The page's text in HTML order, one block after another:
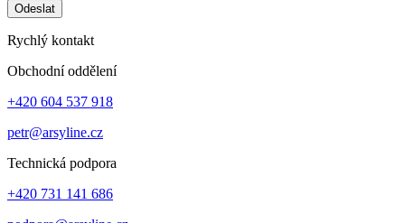
Odeslat
Rychlý kontakt
Obchodní oddělení
+420 604 537 918
petr@arsyline.cz
Technická podpora
+420 731 141 686